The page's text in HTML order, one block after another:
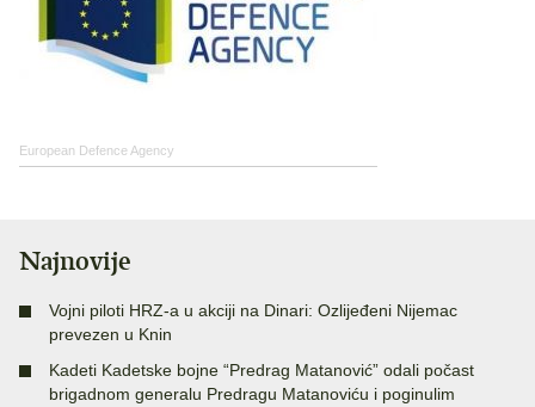
European Defence Agency
Najnovije
Vojni piloti HRZ-a u akciji na Dinari: Ozlijeđeni Nijemac
prevezen u Knin
Kadeti Kadetske bojne “Predrag Matanović” odali počast
brigadnom generalu Predragu Matanoviću i poginulim